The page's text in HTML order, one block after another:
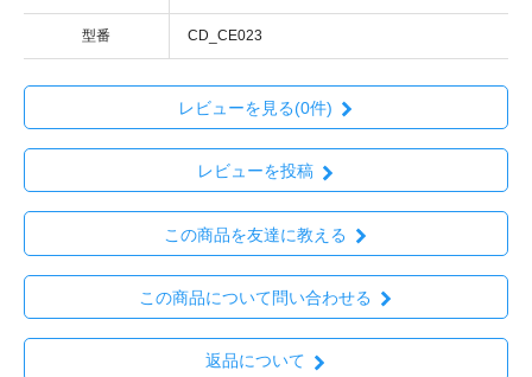
型番 CD_CE023
レビューを見る(0件)
レビューを投稿
この商品を友達に教える
この商品について問い合わせる
返品について